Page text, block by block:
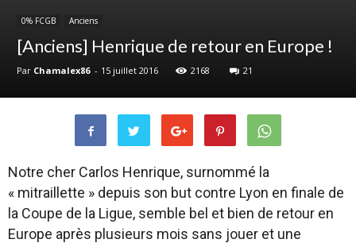
0% FCGB Anciens
[Anciens] Henrique de retour en Europe !
Par Chamalex86 - 15 juillet 2016 2168 21
Notre cher Carlos Henrique, surnommé la
« mitraillette » depuis son but contre Lyon en finale de
la Coupe de la Ligue, semble bel et bien de retour en
Europe après plusieurs mois sans jouer et une